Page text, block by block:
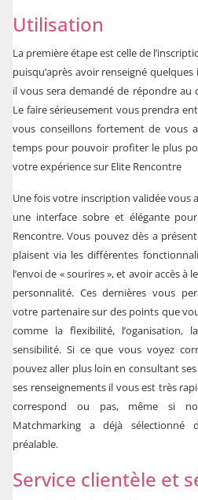
Utilisation
La première étape est celle de
puisqu’après avoir renseigné
il vous sera demandé de répondre au
Le faire sérieusement vous prendra
vous conseillons fortement de vous
temps pour pouvoir profiter le plus
votre expérience sur Elite Rencontre
Une fois votre inscription validée vous
une interface sobre et élégante pour
Rencontre. Vous pouvez dès a
plaisent via les différentes
l’envoi de « sourires », et avoir accès
personnalité. Ces dernières vous
votre partenaire sur des points que
comme la flexibilité, l’oganisation,
sensibilité. Si ce que vous voyez
pouvez aller plus loin en consultant
ses renseignements il vous est très
correspond ou pas, même si
Matchmarking a déjà sélectionné
préalable.
Service clientèle et